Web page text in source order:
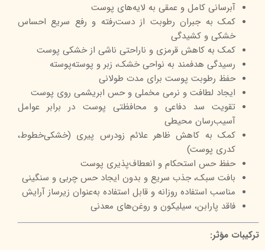
آبرسانی کامل و عمقی به لایه‌های پوست
کمک به جبران رطوبت از دست‌رفته و رفع سریع احساس
خشکی و کشیدگی
کمک به کاهش قرمزی و ناراحتی ناشی از خشکی پوست
رسیدگی هدفمند به نواحی خشک، زبر و پوسته‌پوسته
حفظ رطوبت پوست برای مدت طولانی
ایجاد لطافت و نرمی مخملی و حس ابریشمی روی پوست
تقویت سد دفاعی و محافظتی پوست در برابر عوامل
آسیب‌رسان محیطی
کمک به کاهش ظاهر علائم زودرس پیری (خشکی‌خطوط،
کدری پوست)
حفظ حس استحکام و انعطاف‌پذیری پوست
بافت سبک، جذب سریع و بدون ایجاد حس چربی و سنگینی
مناسب استفاده روزانه و قابل استفاده به‌عنوان زیرساز آرایش
فاقد پارابن، سیلیکون و روغن‌های معدنی
ترکیبات مؤثر: